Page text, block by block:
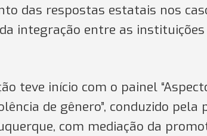
das respostas estatais nos
integração entre as
teve início com o painel
de gênero”, conduzido
com mediação da